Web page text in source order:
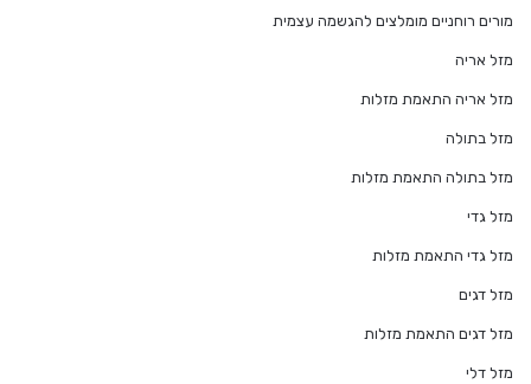
מורים רוחניים מומלצים להגשמה עצמית
מזל אריה
מזל אריה התאמת מזלות
מזל בתולה
מזל בתולה התאמת מזלות
מזל גדי
מזל גדי התאמת מזלות
מזל דגים
מזל דגים התאמת מזלות
מזל דלי